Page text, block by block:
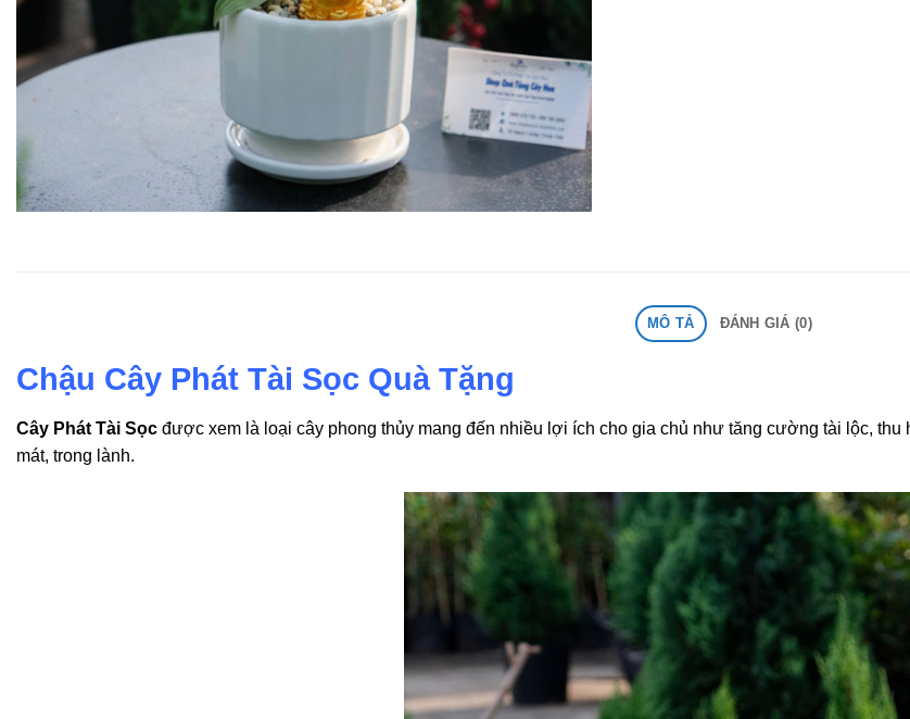
MÔ TẢ ĐÁNH GIÁ (0)
Chậu Cây Phát Tài Sọc Quà Tặng
Cây Phát Tài Sọc được xem là loại cây phong thủy mang đến nhiều lợi ích cho gia chủ như tăng cường tài lộc,
mát, trong lành.